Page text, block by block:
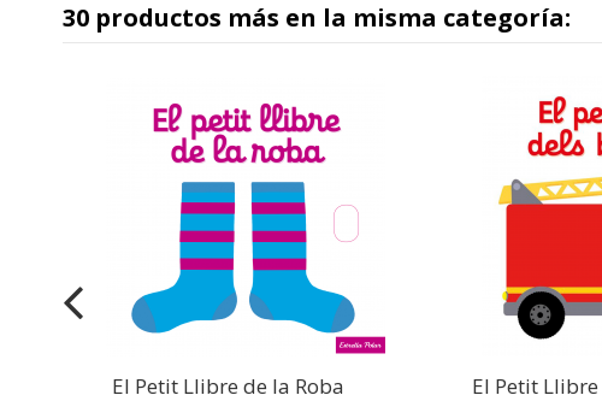
30 productos más en la misma categoría:
El Petit Llibre de la Roba El Petit